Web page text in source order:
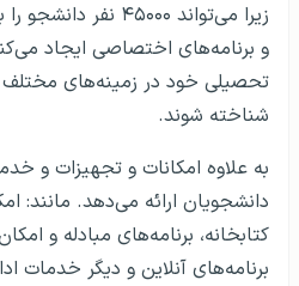
زیرا می‌تواند ۴۵۰۰۰
و برنامه‌های اختصاصی ایجاد
تحصیلی خود در زمینه‌های مختلف
شناخته شوند.
به علاوه امکانات و تجهیزات و
دانشجویان ارائه می‌دهد. مانند:
کتابخانه، برنامه‌های مبادله و
برنامه‌های آنلاین و دیگر خدمات